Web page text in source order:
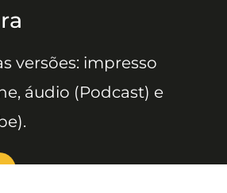
versões: impresso
áudio (Podcast) e